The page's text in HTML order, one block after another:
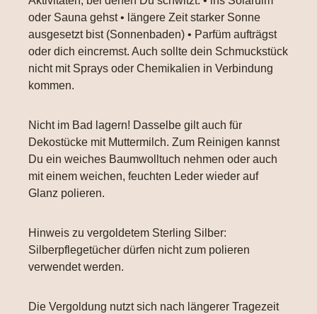
oder Sauna gehst • längere Zeit starker Sonne
ausgesetzt bist (Sonnenbaden) • Parfüm aufträgst
oder dich eincremst. Auch sollte dein Schmuckstück
nicht mit Sprays oder Chemikalien in Verbindung
kommen.
Nicht im Bad lagern! Dasselbe gilt auch für
Dekostücke mit Muttermilch. Zum Reinigen kannst
Du ein weiches Baumwolltuch nehmen oder auch
mit einem weichen, feuchten Leder wieder auf
Glanz polieren.
Hinweis zu vergoldetem Sterling Silber:
Silberpflegetücher dürfen nicht zum polieren
verwendet werden.
Die Vergoldung nutzt sich nach längerer Tragezeit